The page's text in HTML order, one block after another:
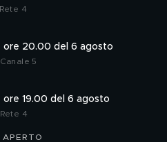
4
ore 20.00 del 6 agosto
5
ore 19.00 del 6 agosto
4